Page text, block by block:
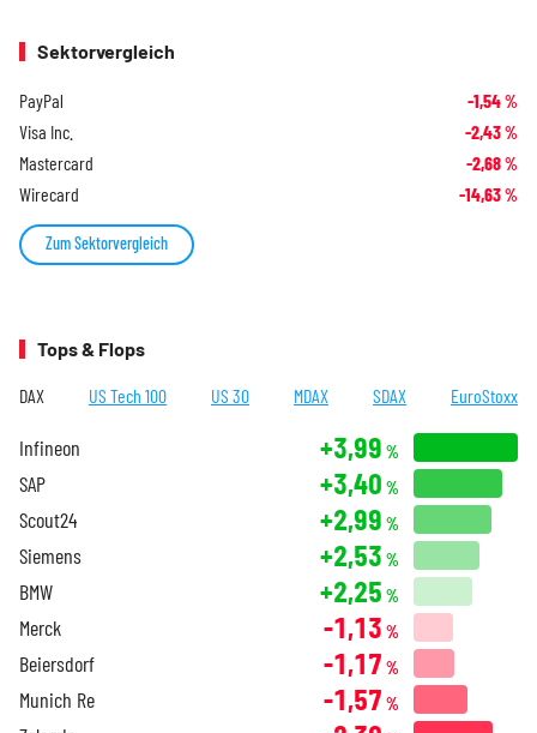
Sektorvergleich
PayPal -1,54%
Visa Inc. -2,43%
Mastercard -2,68%
Wirecard -14,63%
Zum Sektorvergleich
Tops & Flops
DAX US Tech 100 US 30 MDAX SDAX EuroStoxx
Infineon +3,99 %
SAP +3,40 %
Scout24 +2,99 %
Siemens +2,53 %
BMW +2,25 %
Merck -1,13 %
Beiersdorf -1,17 %
Munich Re -1,57 %